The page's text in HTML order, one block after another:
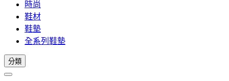
時尚
鞋材
鞋墊
全系列鞋墊
分類